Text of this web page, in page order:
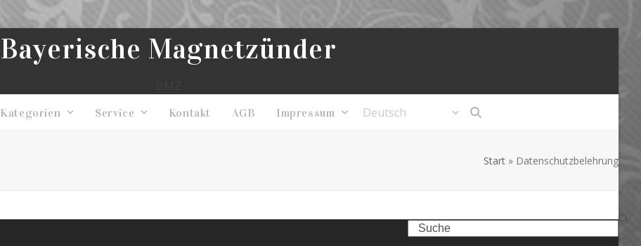
Bayerische Magnetzünder
Kategorien Service Kontakt AGB Impressum
Start » Datenschutzbelehrung
Search